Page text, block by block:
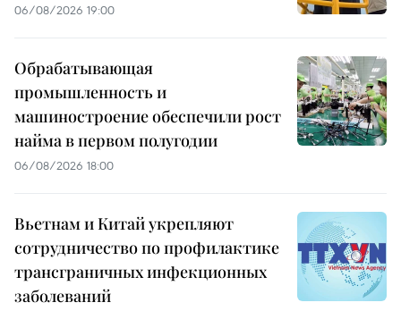
06/08/2026 19:00
Обрабатывающая
промышленность и
машиностроение обеспечили рост
найма в первом полугодии
06/08/2026 18:00
Вьетнам и Китай укрепляют
сотрудничество по профилактике
трансграничных инфекционных
заболеваний